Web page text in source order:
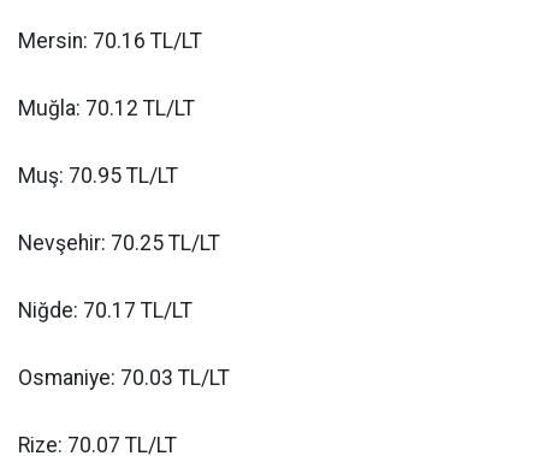
Mersin: 70.16 TL/LT
Muğla: 70.12 TL/LT
Muş: 70.95 TL/LT
Nevşehir: 70.25 TL/LT
Niğde: 70.17 TL/LT
Osmaniye: 70.03 TL/LT
Rize: 70.07 TL/LT